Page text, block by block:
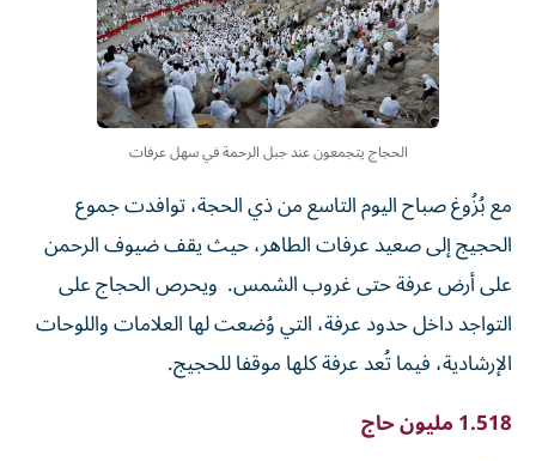
الحجاج يتجمعون عند جبل الرحمة في سهل عرفات
مع بُزُوغ صباح اليوم التاسع من ذي الحجة، توافدت جموع
الحجيج إلى صعيد عرفات الطاهر، حيث يقف ضيوف الرحمن
على أرض عرفة حتى غروب الشمس. ويحرص الحجاج على
التواجد داخل حدود عرفة، التي وُضعت لها العلامات واللوحات
الإرشادية، فيما تُعد عرفة كلها موقفا للحجيج.
1.518 مليون حاج